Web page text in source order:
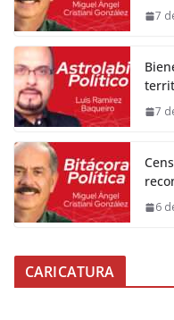
7
7
6
CARICATURA